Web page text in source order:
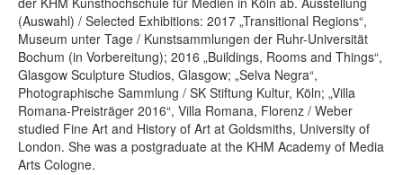
(Auswahl) / Selected Exhibitions: 2017 „Transitional Regions“,
Museum unter Tage / Kunstsammlungen der Ruhr-Universität
Bochum (in Vorbereitung); 2016 „Buildings, Rooms and Things“,
Glasgow Sculpture Studios, Glasgow; „Selva Negra“,
Photographische Sammlung / SK Stiftung Kultur, Köln; „Villa
Romana-Preisträger 2016“, Villa Romana, Florenz / Weber
studied Fine Art and History of Art at Goldsmiths, University of
London. She was a postgraduate at the KHM Academy of Media
Arts Cologne.